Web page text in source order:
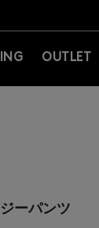
OUTLET
ーパンツ